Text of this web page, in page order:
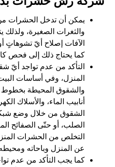
يمكن أن تدخل الحشرات
والثغرات الصغيرة،
الآفات إصلاح أيّ تشوهاتٍ
كما يحتاج ذلك إلى فحص
التأكد من عدم تواجد
المنزل، وفي أساسات
والشقوق المحيطة بخطوط
أنابيب الماء، والأسلاك
الشقوق من خلال وضع
الصلب، أو حتّى الصفائح
التخلص من الحشرات
عن المنزل وباحاته
كما يجب التأكد من عدم